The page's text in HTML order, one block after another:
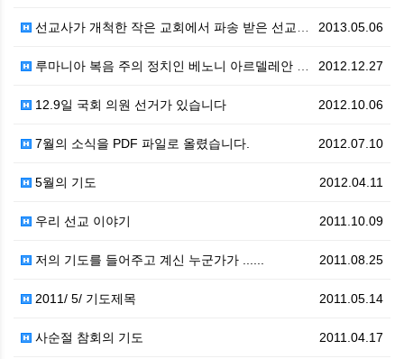
2013.05.06
선교사가 개척한 작은 교회에서 파송 받은 선교사입니다.
2012.12.27
루마니아 복음 주의 정치인 베노니 아르델레안 목사
2012.10.06
12.9일 국회 의원 선거가 있습니다
2012.07.10
7월의 소식을 PDF 파일로 올렸습니다.
2012.04.11
5월의 기도
2011.10.09
우리 선교 이야기
2011.08.25
저의 기도를 들어주고 계신 누군가가 ......
2011.05.14
2011/ 5/ 기도제목
2011.04.17
사순절 참회의 기도